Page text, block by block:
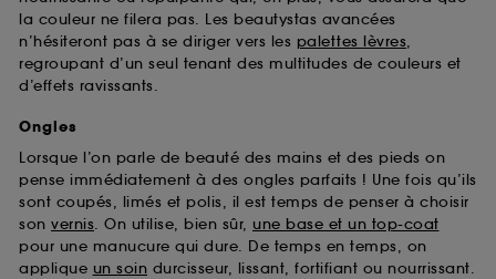
la couleur ne filera pas. Les beautystas avancées
n’hésiteront pas à se diriger vers les palettes lèvres,
regroupant d’un seul tenant des multitudes de couleurs et
d’effets ravissants.
Ongles
Lorsque l’on parle de beauté des mains et des pieds on
pense immédiatement à des ongles parfaits ! Une fois qu’ils
sont coupés, limés et polis, il est temps de penser à choisir
son vernis. On utilise, bien sûr, une base et un top-coat
pour une manucure qui dure. De temps en temps, on
applique un soin durcisseur, lissant, fortifiant ou nourrissant.